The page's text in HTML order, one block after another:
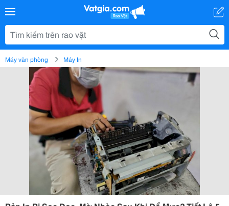
Máy văn phòng Máy In